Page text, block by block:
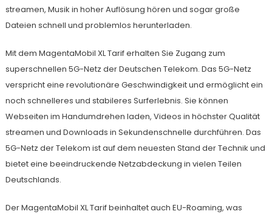
streamen, Musik in hoher Auflösung hören und sogar große
Dateien schnell und problemlos herunterladen.
Mit dem MagentaMobil XL Tarif erhalten Sie Zugang zum
superschnellen 5G-Netz der Deutschen Telekom. Das 5G-Netz
verspricht eine revolutionäre Geschwindigkeit und ermöglicht ein
noch schnelleres und stabileres Surferlebnis. Sie können
Webseiten im Handumdrehen laden, Videos in höchster Qualität
streamen und Downloads in Sekundenschnelle durchführen. Das
5G-Netz der Telekom ist auf dem neuesten Stand der Technik und
bietet eine beeindruckende Netzabdeckung in vielen Teilen
Deutschlands.
Der MagentaMobil XL Tarif beinhaltet auch EU-Roaming, was